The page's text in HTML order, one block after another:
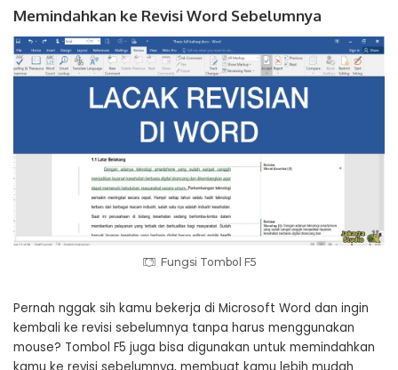
Memindahkan ke Revisi Word Sebelumnya
Fungsi Tombol F5
Pernah nggak sih kamu bekerja di Microsoft Word dan ingin
kembali ke revisi sebelumnya tanpa harus menggunakan
mouse? Tombol F5 juga bisa digunakan untuk memindahkan